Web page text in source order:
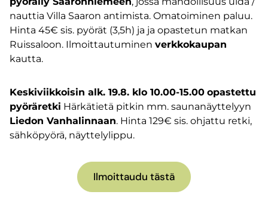
nauttia Villa Saaron antimista. Omatoiminen paluu.
Hinta 45€ sis. pyörät (3,5h) ja ja opastetun matkan
Ruissaloon. Ilmoittautuminen verkkokaupan
kautta.
Keskiviikkoisin alk. 19.8. klo 10.00-15.00 opastettu
pyöräretki Härkätietä pitkin mm. saunanäyttelyyn
Liedon Vanhalinnaan. Hinta 129€ sis. ohjattu retki,
sähköpyörä, näyttelylippu.
Ilmoittaudu tästä